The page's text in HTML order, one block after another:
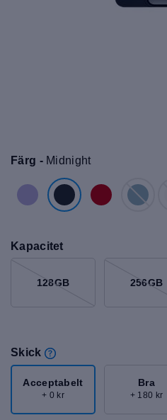
Färg - Midnight
Kapacitet
128GB 256GB
Skick
Acceptabelt
+ 0 kr
Bra
+ 180 kr